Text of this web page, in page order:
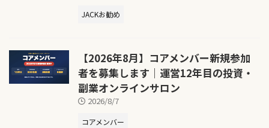
JACKお勧め
【2026年8月】コアメンバー新規参加
者を募集します｜運営12年目の投資・
副業オンラインサロン
2026/8/7
コアメンバー